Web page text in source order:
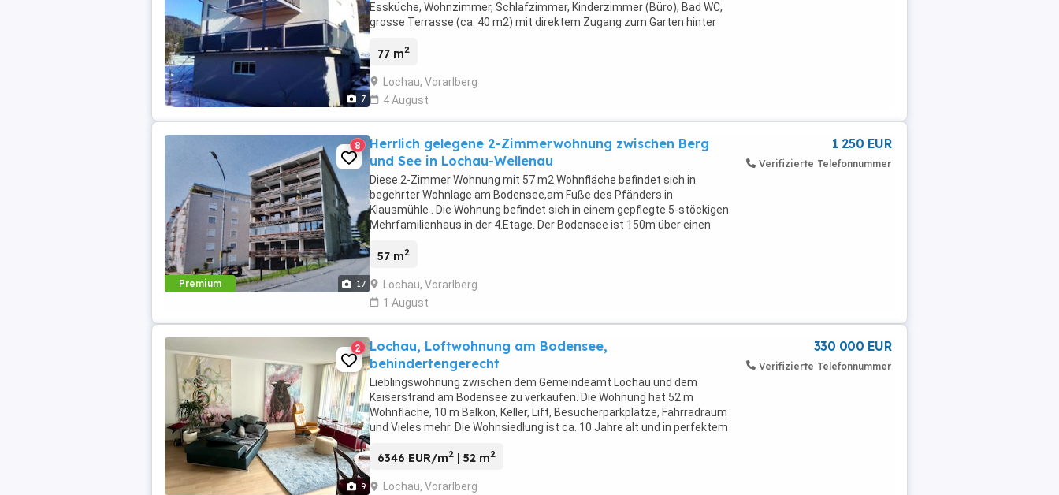
7
Essküche, Wohnzimmer, Schlafzimmer, Kinderzimmer (Büro), Bad WC,
grosse Terrasse (ca. 40 m2) mit direktem Zugang zum Garten hinter
77 m2
Lochau, Vorarlberg
4 August
Premium 17
8
Herrlich gelegene 2-Zimmerwohnung zwischen Berg
und See in Lochau-Wellenau
Diese 2-Zimmer Wohnung mit 57 m2 Wohnfläche befindet sich in
begehrter Wohnlage am Bodensee,am Fuße des Pfänders in
Klausmühle . Die Wohnung befindet sich in einem gepflegte 5-stöckigen
Mehrfamilienhaus in der 4.Etage. Der Bodensee ist 150m über einen
57 m2
Lochau, Vorarlberg
1 August
1 250 EUR
Verifizierte Telefonnummer
9
2
Lochau, Loftwohnung am Bodensee,
behindertengerecht
Lieblingswohnung zwischen dem Gemeindeamt Lochau und dem
Kaiserstrand am Bodensee zu verkaufen. Die Wohnung hat 52 m
Wohnfläche, 10 m Balkon, Keller, Lift, Besucherparkplätze, Fahrradraum
und Vieles mehr. Die Wohnsiedlung ist ca. 10 Jahre alt und in perfektem
6346 EUR/m2 | 52 m2
Lochau, Vorarlberg
330 000 EUR
Verifizierte Telefonnummer